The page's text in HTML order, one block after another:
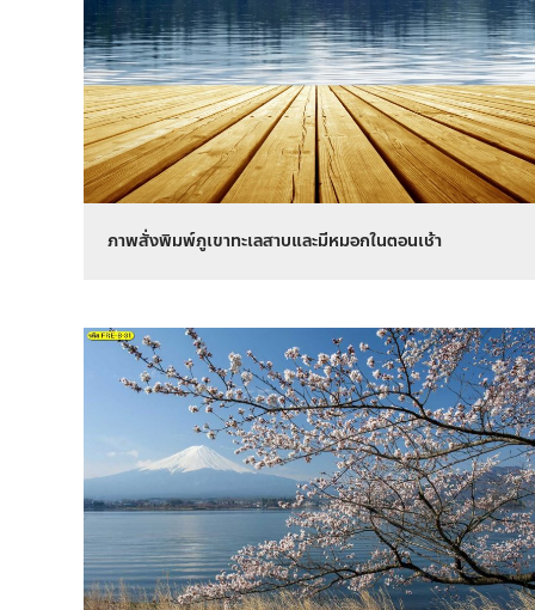
ภาพสั่งพิมพ์ภูเขาทะเลสาบและมีหมอกในตอนเช้า